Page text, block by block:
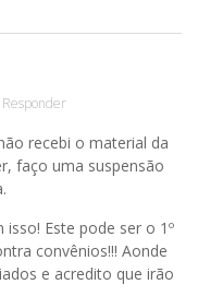
Responder
recebi o material da
faço uma suspensão
Este pode ser o 1º
convênios!!! Aonde
e acredito que irão